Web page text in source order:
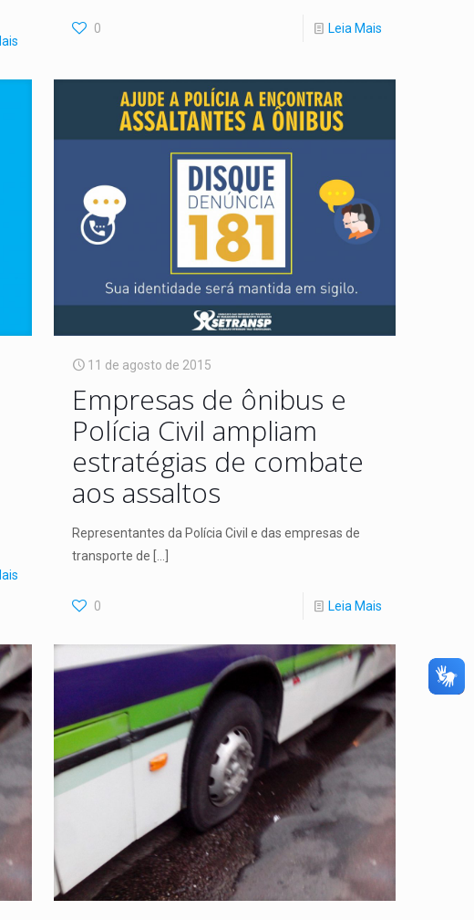
0 Leia Mais
11 de agosto de 2015
Empresas de ônibus e
Polícia Civil ampliam
estratégias de combate
aos assaltos
Representantes da Polícia Civil e das empresas de
transporte de
0 Leia Mais